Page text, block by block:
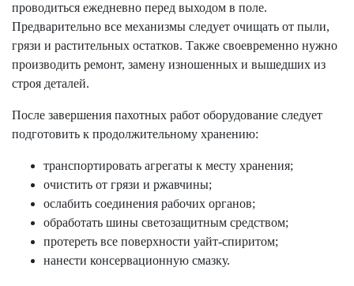
проводиться ежедневно перед выходом в поле.
Предварительно все механизмы следует очищать от пыли,
грязи и растительных остатков. Также своевременно нужно
производить ремонт, замену изношенных и вышедших из
строя деталей.
После завершения пахотных работ оборудование следует
подготовить к продолжительному хранению:
транспортировать агрегаты к месту хранения;
очистить от грязи и ржавчины;
ослабить соединения рабочих органов;
обработать шины светозащитным средством;
протереть все поверхности уайт-спиритом;
нанести консервационную смазку.